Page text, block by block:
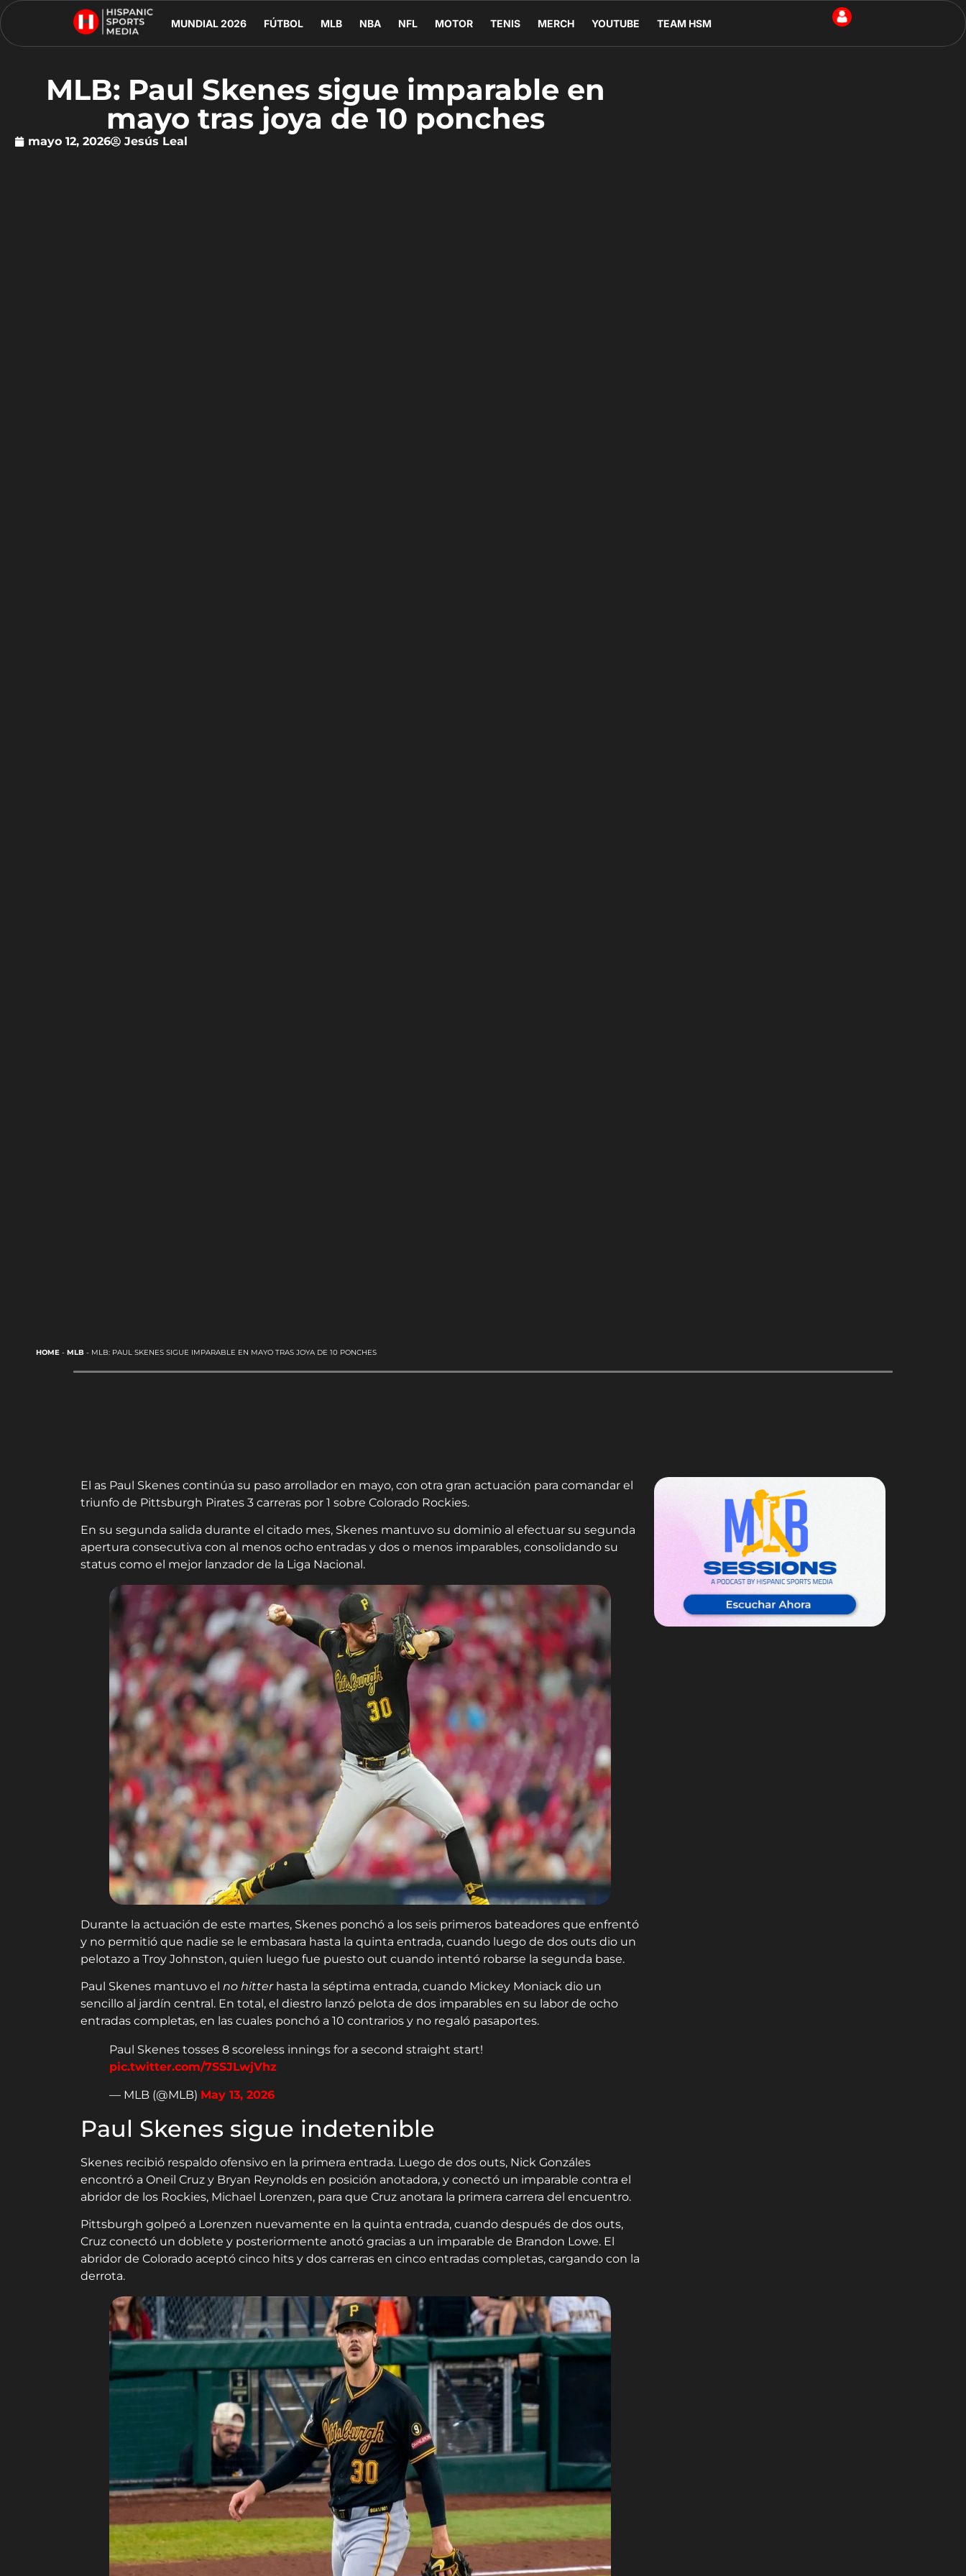
MUNDIAL 2026 FÚTBOL MLB NBA NFL MOTOR TENIS MERCH YOUTUBE TEAM HSM
MLB: Paul Skenes sigue imparable en
mayo tras joya de 10 ponches
mayo 12, 2026 Jesús Leal
HOME- MLB- MLB: PAUL SKENES SIGUE IMPARABLE EN MAYO TRAS JOYA DE 10 PONCHES
El as Paul Skenes continúa su paso arrollador en mayo, con otra gran actuación para comandar el
triunfo de Pittsburgh Pirates 3 carreras por 1 sobre Colorado Rockies.
En su segunda salida durante el citado mes, Skenes mantuvo su dominio al efectuar su segunda
apertura consecutiva con al menos ocho entradas y dos o menos imparables, consolidando su
status como el mejor lanzador de la Liga Nacional.
Durante la actuación de este martes, Skenes ponchó a los seis primeros bateadores que enfrentó
y no permitió que nadie se le embasara hasta la quinta entrada, cuando luego de dos outs dio un
pelotazo a Troy Johnston, quien luego fue puesto out cuando intentó robarse la segunda base.
Paul Skenes mantuvo el no hitterhasta la séptima entrada, cuando Mickey Moniack dio un
sencillo al jardín central. En total, el diestro lanzó pelota de dos imparables en su labor de ocho
entradas completas, en las cuales ponchó a 10 contrarios y no regaló pasaportes.
Paul Skenes tosses 8 scoreless innings for a second straight start!
pic.twitter.com/7SSJLwjVhz
— MLB (@MLB) May 13, 2026
Paul Skenes sigue indetenible
Skenes recibió respaldo ofensivo en la primera entrada. Luego de dos outs, Nick Gonzáles
encontró a Oneil Cruz y Bryan Reynolds en posición anotadora, y conectó un imparable contra el
abridor de los Rockies, Michael Lorenzen, para que Cruz anotara la primera carrera del encuentro.
Pittsburgh golpeó a Lorenzen nuevamente en la quinta entrada, cuando después de dos outs,
Cruz conectó un doblete y posteriormente anotó gracias a un imparable de Brandon Lowe. El
abridor de Colorado aceptó cinco hits y dos carreras en cinco entradas completas, cargando con la
derrota.